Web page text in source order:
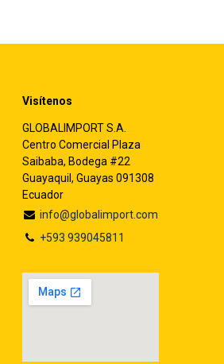
Visítenos
GLOBALIMPORT S.A.
Centro Comercial Plaza
Saibaba, Bodega #22
Guayaquil, Guayas 091308
Ecuador
info@globalimport.com
+593 939045811